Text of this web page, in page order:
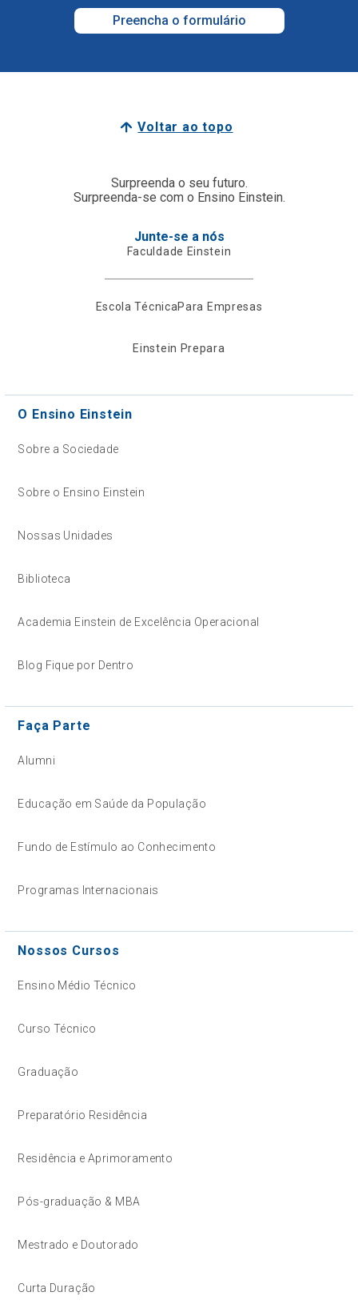
Preencha o formulário
Voltar ao topo
Surpreenda o seu futuro.
Surpreenda-se com o Ensino Einstein.
Junte-se a nós
Faculdade Einstein
Escola TécnicaPara Empresas
Einstein Prepara
O Ensino Einstein
Sobre a Sociedade
Sobre o Ensino Einstein
Nossas Unidades
Biblioteca
Academia Einstein de Excelência Operacional
Blog Fique por Dentro
Faça Parte
Alumni
Educação em Saúde da População
Fundo de Estímulo ao Conhecimento
Programas Internacionais
Nossos Cursos
Ensino Médio Técnico
Curso Técnico
Graduação
Preparatório Residência
Residência e Aprimoramento
Pós-graduação & MBA
Mestrado e Doutorado
Curta Duração